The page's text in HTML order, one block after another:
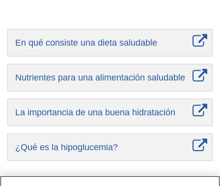
En qué consiste una dieta saludable
Nutrientes para una alimentación saludable
La importancia de una buena hidratación
¿Qué es la hipoglucemia?